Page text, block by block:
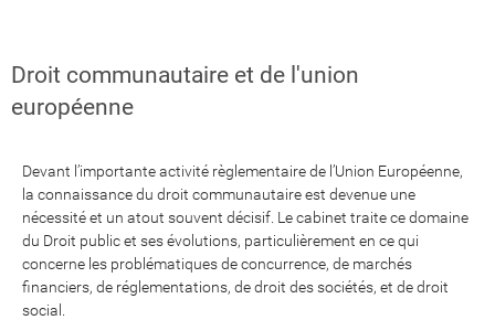
Droit communautaire et de l'union
européenne
Devant l’importante activité règlementaire de l’Union Européenne,
la connaissance du droit communautaire est devenue une
nécessité et un atout souvent décisif. Le cabinet traite ce domaine
du Droit public et ses évolutions, particulièrement en ce qui
concerne les problématiques de concurrence, de marchés
financiers, de réglementations, de droit des sociétés, et de droit
social.